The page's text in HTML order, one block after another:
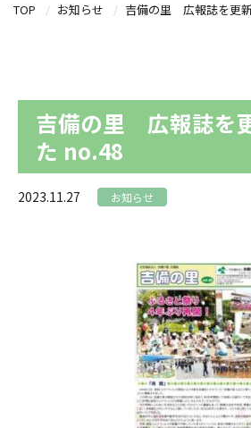
TOP お知らせ 吉備の里 広報誌を更
吉備の里 広報誌を
た no.48
2023.11.27 お知らせ